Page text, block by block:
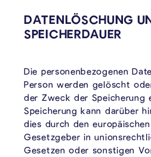
DATENLÖSCHUNG
SPEICHERDAUER
Die personenbezogenen
Person werden gelöscht
der Zweck der Speicherung
Speicherung kann darüber
dies durch den
Gesetzgeber in
Gesetzen oder sonstigen